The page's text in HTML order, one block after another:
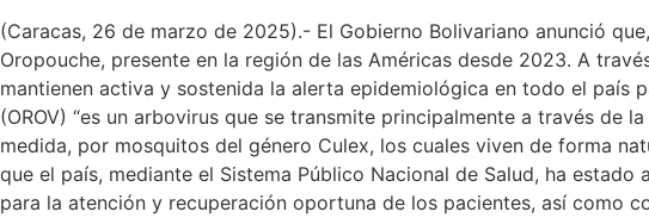
(Caracas, 26 de marzo de 2025).- El Gobierno Bolivariano anunció
Oropouche, presente en la región de las Américas desde 2023. A
mantienen activa y sostenida la alerta epidemiológica en todo el país
(OROV) “es un arbovirus que se transmite principalmente a través de
medida, por mosquitos del género Culex, los cuales viven de forma
que el país, mediante el Sistema Público Nacional de Salud, ha
para la atención y recuperación oportuna de los pacientes, así como